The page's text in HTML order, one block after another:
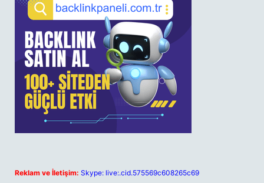
Reklam ve İletişim: Skype: live:.cid.575569c608265c69